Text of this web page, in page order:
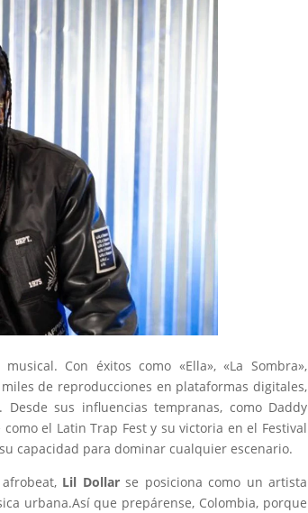
Con éxitos como «Ella», «La Sombra»,
de reproducciones en plataformas digitales,
sus influencias tempranas, como Daddy
el Latin Trap Fest y su victoria en el Festival
capacidad para dominar cualquier escenario.
Lil Dollarse posiciona como un artista
urbana.Así que prepárense, Colombia, porque